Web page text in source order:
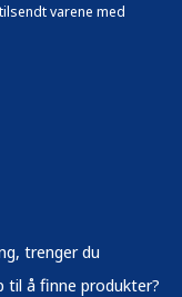
varene med
trenger du
til å finne produkter?